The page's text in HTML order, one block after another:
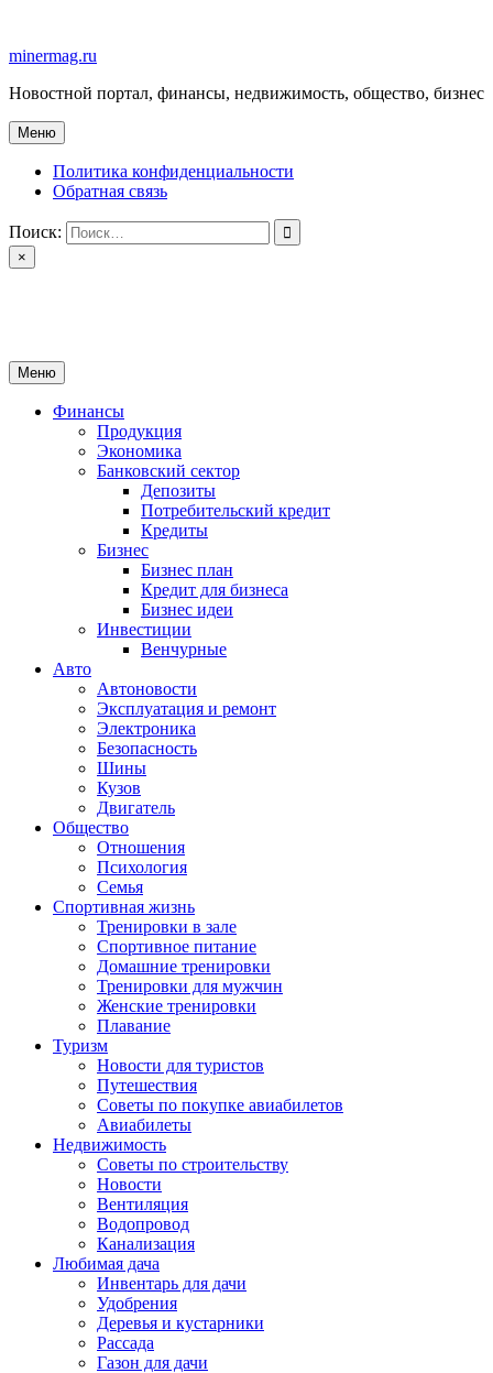
содержимому
minermag.ru
Новостной портал, финансы, недвижимость, общество, бизнес
Меню
Политика конфиденциальности
Обратная связь
Поиск:
×
Меню
Финансы
Продукция
Экономика
Банковский сектор
Депозиты
Потребительский кредит
Кредиты
Бизнес
Бизнес план
Кредит для бизнеса
Бизнес идеи
Инвестиции
Венчурные
Авто
Автоновости
Эксплуатация и ремонт
Электроника
Безопасность
Шины
Кузов
Двигатель
Общество
Отношения
Психология
Семья
Спортивная жизнь
Тренировки в зале
Спортивное питание
Домашние тренировки
Тренировки для мужчин
Женские тренировки
Плавание
Туризм
Новости для туристов
Путешествия
Советы по покупке авиабилетов
Авиабилеты
Недвижимость
Советы по строительству
Новости
Вентиляция
Водопровод
Канализация
Любимая дача
Инвентарь для дачи
Удобрения
Деревья и кустарники
Рассада
Газон для дачи